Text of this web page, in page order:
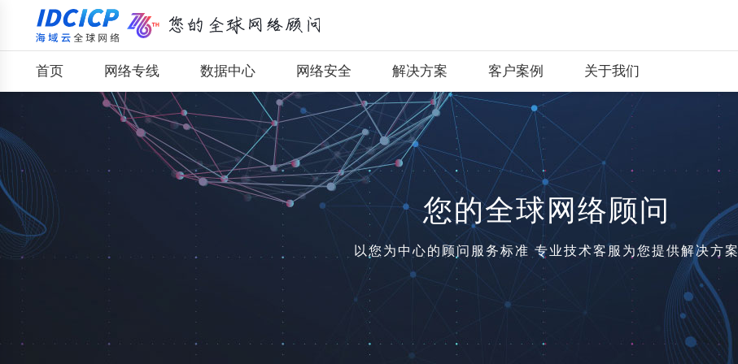
首页 网络专线 数据中心 网络安全 解决方案 客户案例 关于我们
您的全球网络顾问
以您为中心的顾问服务标准 专业技术客服为您提供解决方案